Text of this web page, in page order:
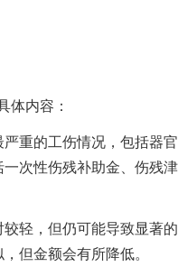
体内容：
重的工伤情况，包括器官
次性伤残补助金、伤残津
轻，但仍可能导致显著的
但金额会有所降低。